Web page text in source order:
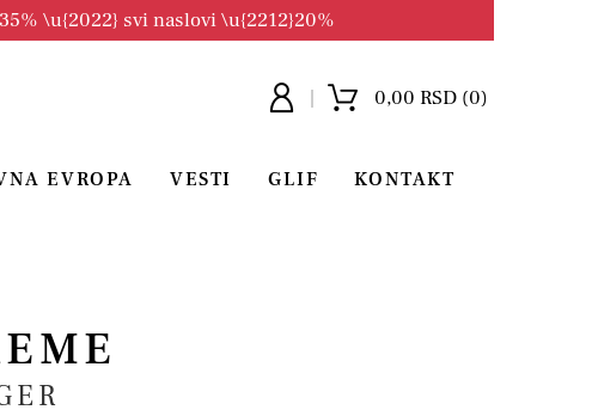
\u{2022} svi naslovi \u{2212}20%
0,00 RSD (0)
EVROPA VESTI GLIF KONTAKT